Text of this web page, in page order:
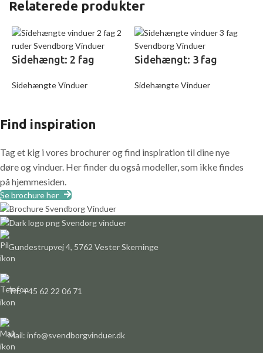
Relaterede produkter
Sidehængt: 2 fag
Sidehængte Vinduer
Sidehængt: 3 fag
Sidehængte Vinduer
Find inspiration
Tag et kig i vores brochurer og find inspiration til dine nye
døre og vinduer. Her finder du også modeller, som ikke findes
på hjemmesiden.
Se brochure her
Gundestrupvej 4, 5762 Vester Skerninge
Tlf: +45 62 22 06 71
Mail: info@svendborgvinduer.dk